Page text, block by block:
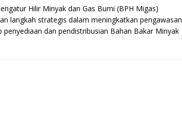
Hilir Minyak dan Gas Bumi (BPH Migas)
langkah strategis dalam meningkatkan pengawasan
penyediaan dan pendistribusian Bahan Bakar Minyak